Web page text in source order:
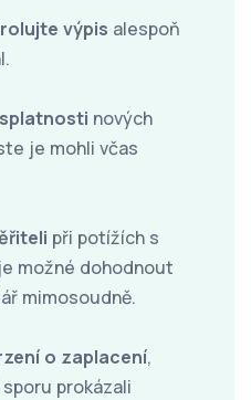
výpis alespoň
nových
je mohli včas
při potížích s
možné dohodnout
mimosoudně.
o zaplacení,
prokázali